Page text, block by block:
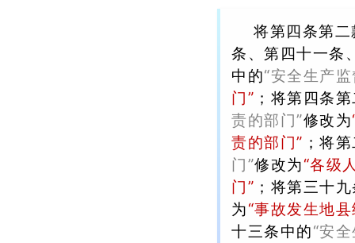
将第四条第
条、第四十一条
中的“安全生产
门” ；将第四条
责的部门”修改为
责的部门” ；将
门”修改为“各级
门” ；将第三十
为“事故发生地
十三条中的“安